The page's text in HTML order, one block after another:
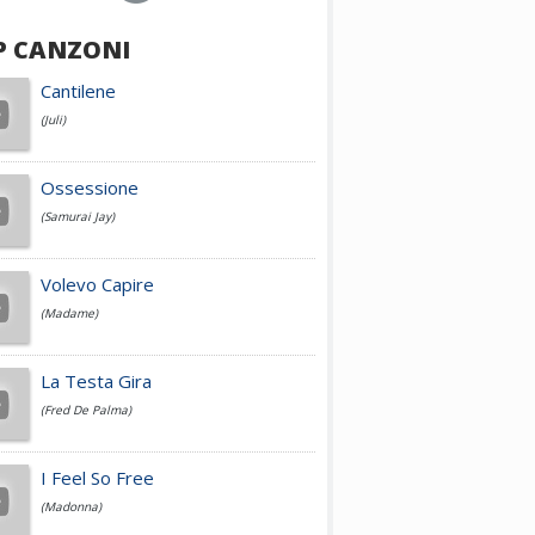
Achille Lauro
Cesare Cremonini
Jovanotti
Fedez
Simone Cristicchi
CANZONI
Cantilene
(Juli)
Ossessione
(Samurai Jay)
Volevo Capire
(Madame)
La Testa Gira
(Fred De Palma)
I Feel So Free
(Madonna)